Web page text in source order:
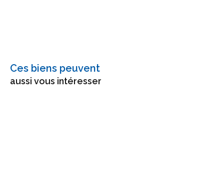
Ces biens peuvent
aussi vous intéresser